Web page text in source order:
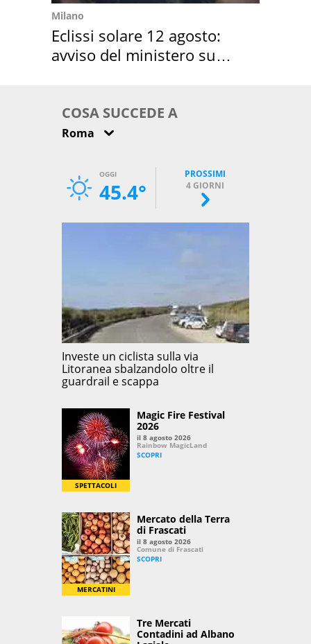
Milano
Eclissi solare 12 agosto:
avviso del ministero su